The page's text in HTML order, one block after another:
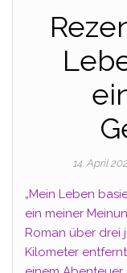
14. April
„Mein Leben
ein meiner
Roman über drei
Kilometer